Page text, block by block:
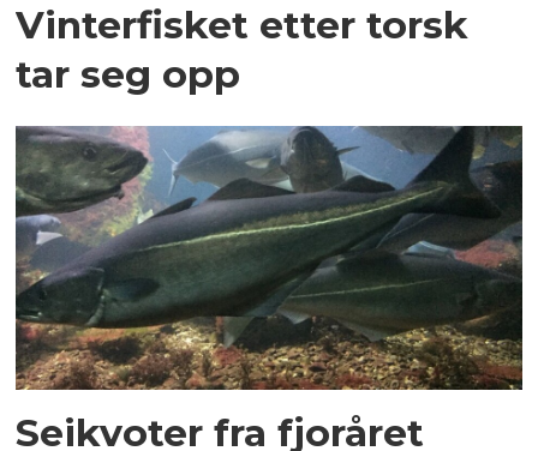
Vinterfisket etter torsk
tar seg opp
Seikvoter fra fjoråret